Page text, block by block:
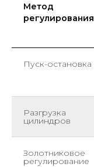
Метод
регулирования
Пуск-остановка
Разгрузка
цилиндров
Золотниковое
регулирование